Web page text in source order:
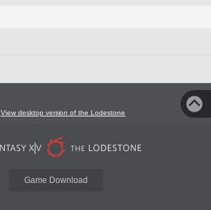
View desktop version of the Lodestone
Game Download